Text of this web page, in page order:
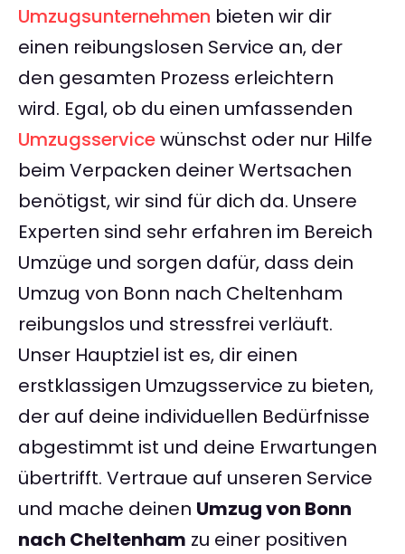
Umzugsunternehmen bieten wir dir
einen reibungslosen Service an, der
den gesamten Prozess erleichtern
wird. Egal, ob du einen umfassenden
Umzugsservicewünschst oder nur Hilfe
beim Verpacken deiner Wertsachen
benötigst, wir sind für dich da. Unsere
Experten sind sehr erfahren im Bereich
Umzüge und sorgen dafür, dass dein
Umzug von Bonn nach Cheltenham
reibungslos und stressfrei verläuft.
Unser Hauptziel ist es, dir einen
erstklassigen Umzugsservice zu bieten,
der auf deine individuellen Bedürfnisse
abgestimmt ist und deine Erwartungen
übertrifft. Vertraue auf unseren Service
und mache deinen Umzug von Bonn
nach Cheltenham zu einer positiven